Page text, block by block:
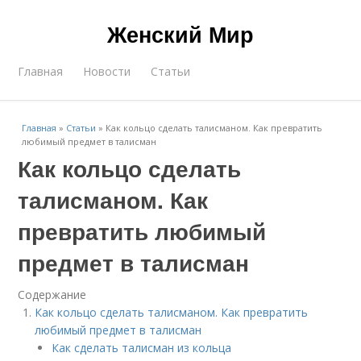
Женский Мир
Главная Новости Статьи
Главная » Статьи » Как кольцо сделать талисманом. Как превратить
любимый предмет в талисман
Как кольцо сделать
талисманом. Как
превратить любимый
предмет в талисман
Содержание
Как кольцо сделать талисманом. Как превратить
любимый предмет в талисман
Как сделать талисман из кольца